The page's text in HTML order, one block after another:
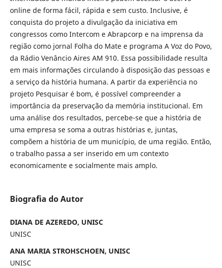
online de forma fácil, rápida e sem custo. Inclusive, é
conquista do projeto a divulgação da iniciativa em
congressos como Intercom e Abrapcorp e na imprensa da
região como jornal Folha do Mate e programa A Voz do Povo,
da Rádio Venâncio Aires AM 910. Essa possibilidade resulta
em mais informações circulando à disposição das pessoas e
a serviço da história humana. A partir da experiência no
projeto Pesquisar é bom, é possível compreender a
importância da preservação da memória institucional. Em
uma análise dos resultados, percebe-se que a história de
uma empresa se soma a outras histórias e, juntas,
compõem a história de um município, de uma região. Então,
o trabalho passa a ser inserido em um contexto
economicamente e socialmente mais amplo.
Biografia do Autor
DIANA DE AZEREDO, UNISC
UNISC
ANA MARIA STROHSCHOEN, UNISC
UNISC